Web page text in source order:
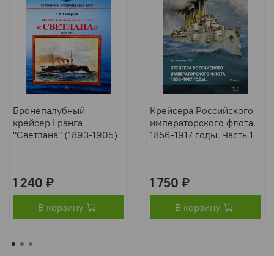
Бронепалубный
крейсер I ранга
"Светлана" (1893-1905)
1 240 ₽
В корзину
Крейсера Российского
императорского флота.
1856-1917 годы. Часть 1
1 750 ₽
В корзину